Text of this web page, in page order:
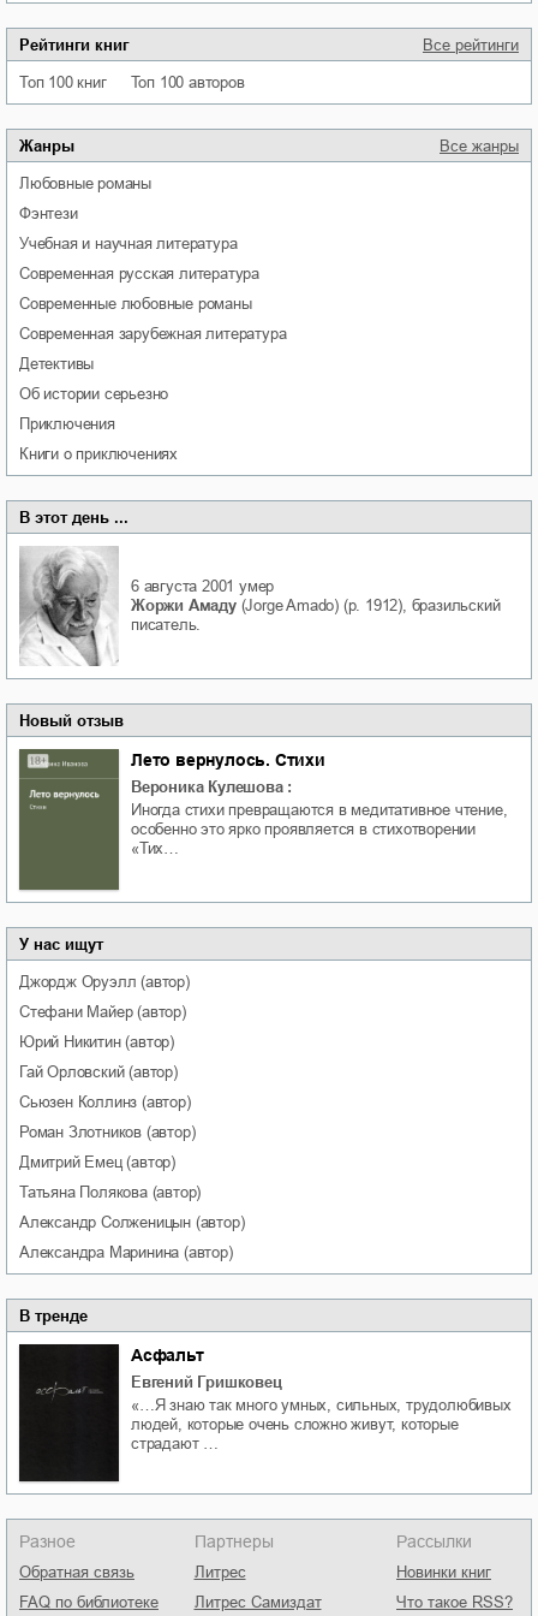
Рейтинги книг Все рейтинги
Топ 100 книг Топ 100 авторов
Жанры Все жанры
любовные романы
фэнтези
учебная и научная литература
современная русская литература
современные любовные романы
современная зарубежная литература
детективы
об истории серьезно
приключения
книги о приключениях
В этот день ...
6 августа 2001 умер
Жоржи Амаду(Jorge Amado) (р. 1912), бразильский
писатель.
Новый отзыв
Лето вернулось. Стихи
Вероника Кулешова :
Иногда стихи превращаются в медитативное чтение,
особенно это ярко проявляется в стихотворении
«Тих…
У нас ищут
Джордж Оруэлл (автор)
Стефани Майер(автор)
Юрий Никитин(автор)
Гай Орловский(автор)
Сьюзен Коллинз (автор)
Роман Злотников (автор)
Дмитрий Емец(автор)
Татьяна Полякова(автор)
Александр Солженицын (автор)
Александра Маринина (автор)
В тренде
Асфальт
Евгений Гришковец
«…Я знаю так много умных, сильных, трудолюбивых
людей, которые очень сложно живут, которые
страдают …
Разное
Обратная связь
FAQ по библиотеке
Партнеры
Литрес
Литрес Самиздат
Рассылки
Новинки книг
Что такое RSS?